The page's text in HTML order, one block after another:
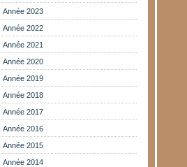
Année 2023
Année 2022
Année 2021
Année 2020
Année 2019
Année 2018
Année 2017
Année 2016
Année 2015
Année 2014